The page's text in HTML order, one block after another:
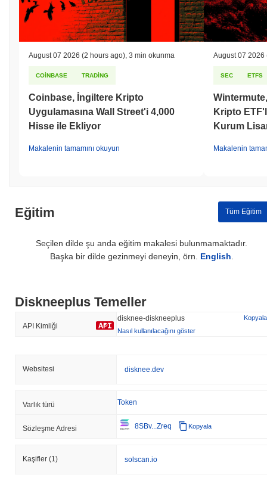
August 07 2026 (2 hours ago) 3 min okunma
COINBASE TRADING
Coinbase, İngiltere Kripto
Uygulamasına Wall Street'i 4,000
Hisse ile Ekliyor
Makalenin tamamını okuyun
August 07 2026
SEC ETFS
Kripto
Kurum
Makalenin
Eğitim Tüm Eğitim
Seçilen dilde şu anda eğitim makalesi bulunmamaktadır.
Başka bir dilde gezinmeyi deneyin, örn. English
Diskneeplus Temeller
API Kimliği
disknee-diskneeplus
Kopyala
Nasıl kullanılacağını göster
Websitesi disknee.dev
Varlık türü Token
Sözleşme Adresi 8SBv...Zreq Kopyala
Kaşifler (1) solscan.io